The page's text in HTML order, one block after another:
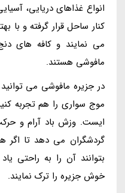
انواع غذاهای دریایی،
کنار ساحل قرار گرفته و با
می نمایند و کافه های
مافوشی هستند.
در جزیره مافوشی می
موج سواری را هم تجربه
ایست. وزش باد آرام و
گردشگران می دهد تا اگر
بتوانند آن را به راحتی
خوش جزیره را ترک نمایند.